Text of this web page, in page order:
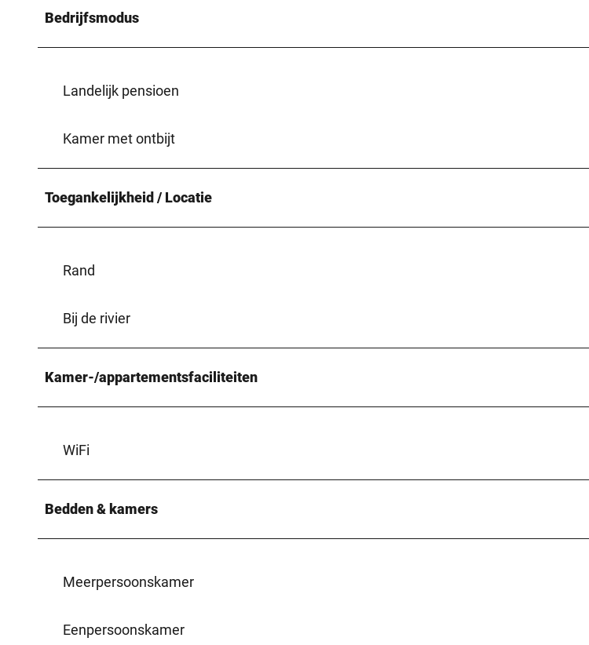
Bedrijfsmodus
Landelijk pensioen
Kamer met ontbijt
Toegankelijkheid / Locatie
Rand
Bij de rivier
Kamer-/appartementsfaciliteiten
WiFi
Bedden & kamers
Meerpersoonskamer
Eenpersoonskamer